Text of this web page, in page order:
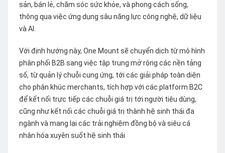
sản, bán lẻ, chăm sóc sức khỏe, và phong cách sống,
thông qua việc ứng dụng sâu năng lực công nghệ, dữ liệu
và AI.
Với định hướng này, One Mount sẽ chuyển dịch từ mô hình
phân phối B2B sang việc tập trung mở rộng các nền tảng
số, từ quản lý chuỗi cung ứng, tới các giải pháp toàn diện
cho phân khúc merchants, tích hợp với các platform B2C
để kết nối trực tiếp các chuỗi giá trị tới người tiêu dùng,
cũng như kết nối các chuỗi giá trị thành hệ sinh thái đa
ngành và mang lại các trải nghiệm đồng bộ và siêu cá
nhân hóa xuyên suốt hệ sinh thái